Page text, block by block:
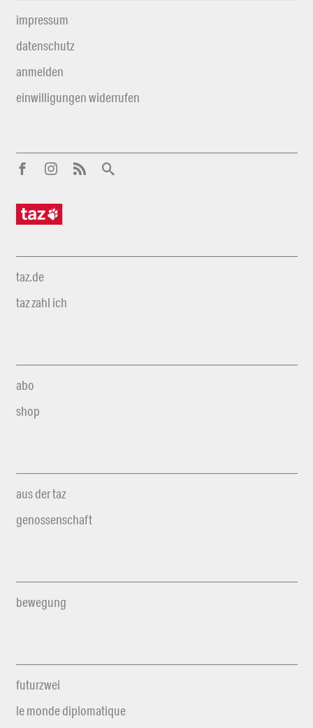
impressum
datenschutz
anmelden
einwilligungen widerrufen
taz.de
taz zahl ich
abo
shop
aus der taz
genossenschaft
bewegung
futurzwei
le monde diplomatique